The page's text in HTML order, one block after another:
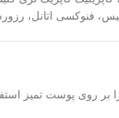
فنوکسی اتانل،